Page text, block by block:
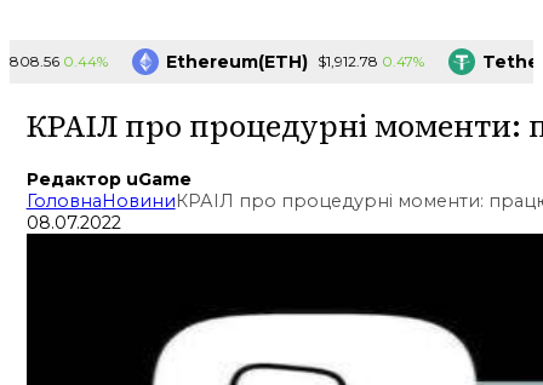
0.44% Ethereum(ETH) $1,912.78 0.47%
КРАІЛ про процедурні моменти:
Редактор uGame
ГоловнаНовиниКРАІЛ про процедурні моменти:
08.07.2022